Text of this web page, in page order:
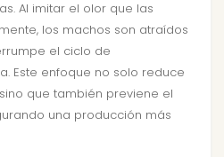
Al imitar el olor que las
los machos son atraídos
el ciclo de
Este enfoque no solo reduce
que también previene el
una producción más